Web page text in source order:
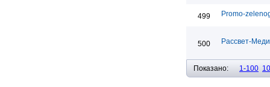
499 Promo-
500 Рассвет-
Показано: 1-100